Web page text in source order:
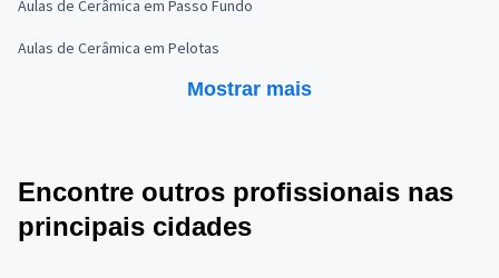
Aulas de Cerâmica em Passo Fundo
Aulas de Cerâmica em Pelotas
Mostrar mais
Encontre outros profissionais nas
principais cidades